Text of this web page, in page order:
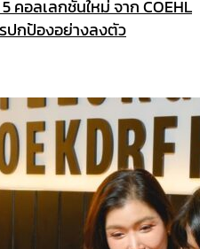
คอลเลกชันใหม่ จาก COEHL
ปกป้องอย่างลงตัว